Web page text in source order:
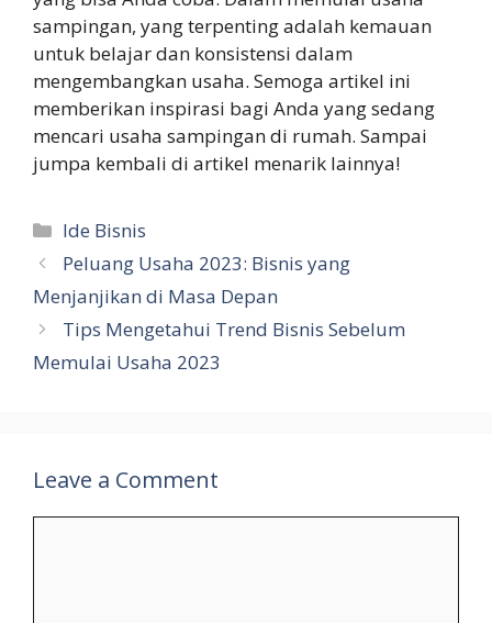
sampingan, yang terpenting adalah kemauan
untuk belajar dan konsistensi dalam
mengembangkan usaha. Semoga artikel ini
memberikan inspirasi bagi Anda yang sedang
mencari usaha sampingan di rumah. Sampai
jumpa kembali di artikel menarik lainnya!
Categories
Ide Bisnis
Peluang Usaha 2023: Bisnis yang
Menjanjikan di Masa Depan
Tips Mengetahui Trend Bisnis Sebelum
Memulai Usaha 2023
Leave a Comment